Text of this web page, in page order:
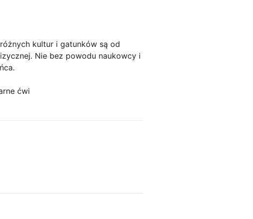
kultur i gatunków są od
Nie bez powodu naukowcy i
ćwi